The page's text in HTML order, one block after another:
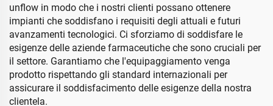
unflow in modo che i nostri clienti possano ottenere
impianti che soddisfano i requisiti degli attuali e futuri
avanzamenti tecnologici. Ci sforziamo di soddisfare le
esigenze delle aziende farmaceutiche che sono cruciali per
il settore. Garantiamo che l'equipaggiamento venga
prodotto rispettando gli standard internazionali per
assicurare il soddisfacimento delle esigenze della nostra
clientela.